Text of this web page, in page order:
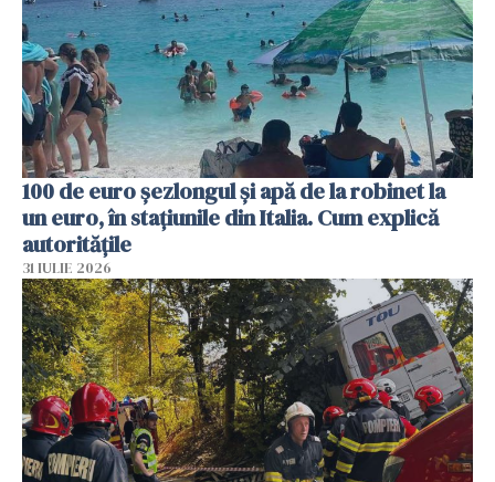
100 de euro șezlongul și apă de la robinet la
un euro, în stațiunile din Italia. Cum explică
autoritățile
31 IULIE 2026